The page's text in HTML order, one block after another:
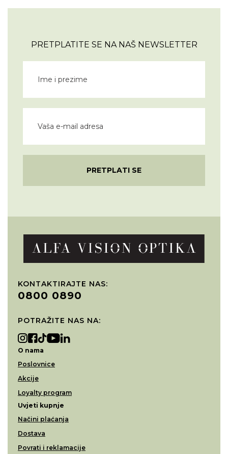
PRETPLATITE SE NA NAŠ NEWSLETTER
PRETPLATI SE
KONTAKTIRAJTE NAS:
0800 0890
POTRAŽITE NAS NA:
O nama
Poslovnice
Akcije
Loyalty program
Uvjeti kupnje
Načini plaćanja
Dostava
Povrati i reklamacije